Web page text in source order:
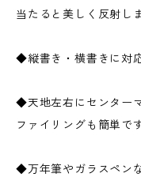
当たると美しく反射し
◆縦書き・横書きに対
◆天地左右にセンター
ファイリングも簡単です
◆万年筆やガラスペン